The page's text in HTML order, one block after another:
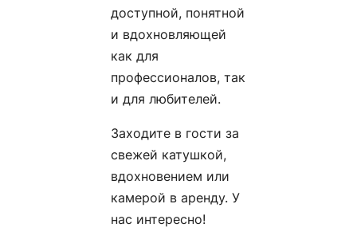
доступной, понятной
и вдохновляющей
как для
профессионалов, так
и для любителей.
Заходите в гости за
свежей катушкой,
вдохновением или
камерой в аренду. У
нас интересно!